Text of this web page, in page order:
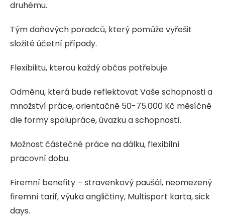
druhému.
Tým daňových poradců, který pomůže vyřešit
složité účetní případy.
Flexibilitu, kterou každý občas potřebuje.
Odměnu, která bude reflektovat Vaše schopnosti a
množství práce, orientačně 50-75.000 Kč měsíčně
dle formy spolupráce, úvazku a schopností.
Možnost částečné práce na dálku, flexibilní
pracovní dobu.
Firemní benefity – stravenkový paušál, neomezený
firemní tarif, výuka angličtiny, Multisport karta, sick
days.